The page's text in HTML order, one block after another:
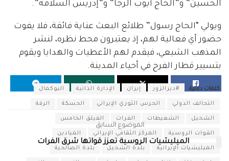
الحسين” و”الحاج أيوب الرجا” و”إدريس السلامة”.
ويولي “الحاج رسول” طلائع البعث عناية فائقة، فلا يفوت
حضور أي فعالية لهم، إذ يعتبرون محط نظره، لنشر
المذهب الشيعي، فيقدم لهم الأعطيات والهدايا ويقوم
بتسيير قطار الفرح في أحياء المدينة.
كلمات دلالية: #ديرالزور إيران الإدارة الذاتية البوكمال
التحالف الدولي الحرس الثوري الإيراني الحسكة الرقة
الشحيل الشعيطات الفرات الفيلق الخامس
القوات الروسية المركز الثقافي الإيراني الميادين
الميليشيات الإيرانية بلدة الشحيل بلدة الصالحية
الموضوع السابق
الميليشيات الروسية تعزز قواتها شرق الفرات